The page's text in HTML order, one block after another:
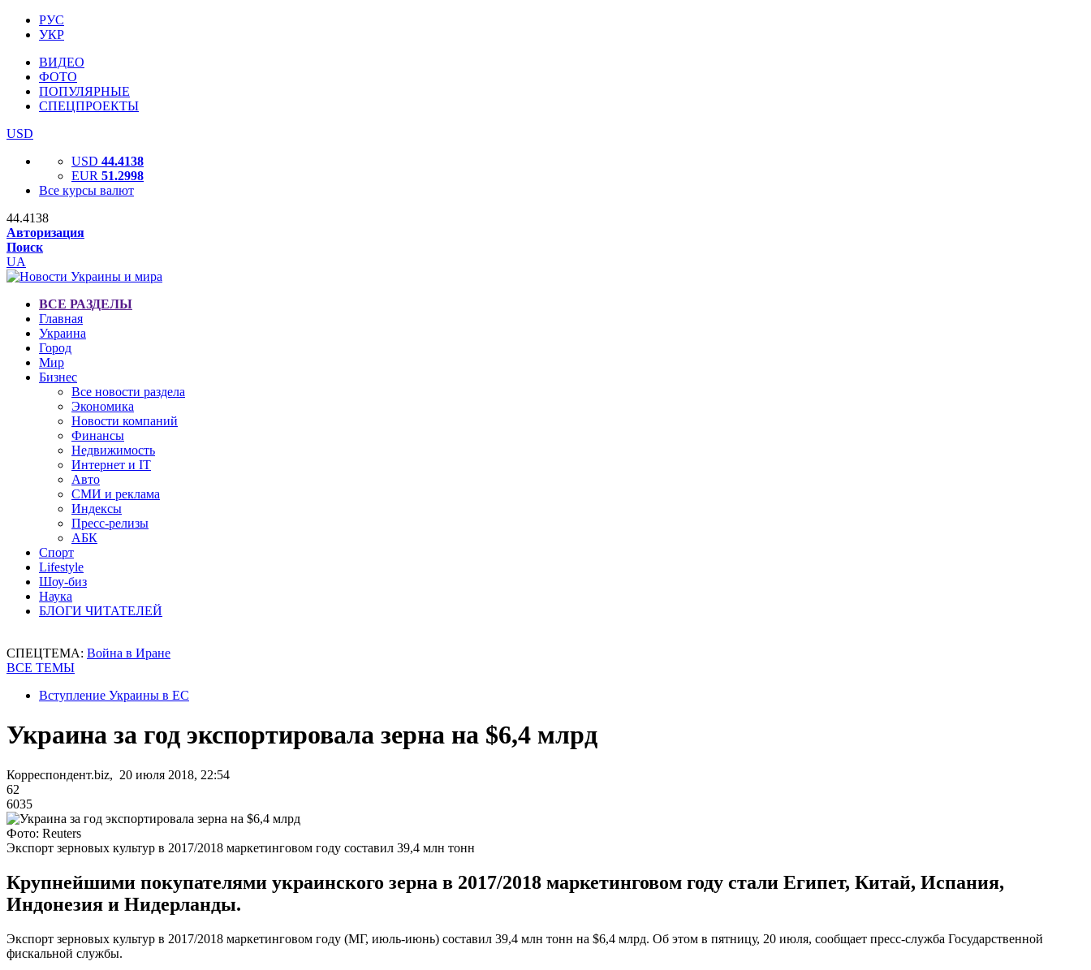
РУС
УКР
ВИДЕО
ФОТО
ПОПУЛЯРНЫЕ
СПЕЦПРОЕКТЫ
USD
USD 44.4138
EUR 51.2998
Все курсы валют
44.4138
Авторизация
Поиск
UA
ВСЕ РАЗДЕЛЫ
Главная
Украина
Город
Мир
Бизнес
Все новости раздела
Экономика
Новости компаний
Финансы
Недвижимость
Интернет и IT
Авто
СМИ и реклама
Индексы
Пресс-релизы
АБК
Спорт
Lifestyle
Шоу-биз
Наука
БЛОГИ ЧИТАТЕЛЕЙ
СПЕЦТЕМА: Война в Иране
ВСЕ ТЕМЫ
Вступление Украины в ЕС
Украина за год экспортировала зерна на $6,4 млрд
Корреспондент.biz, 20 июля 2018, 22:54
62
6035
Фото: Reuters
Экспорт зерновых культур в 2017/2018 маркетинговом году составил 39,4 млн тонн
Крупнейшими покупателями украинского зерна в 2017/2018 маркетинговом году стали Египет, Китай, Испания,
Индонезия и Нидерланды.
Экспорт зерновых культур в 2017/2018 маркетинговом году (МГ, июль-июнь) составил 39,4 млн тонн на $6,4 млрд. Об этом в пятницу, 20 июля, сообщает пресс-служба Государственной
фискальной службы.